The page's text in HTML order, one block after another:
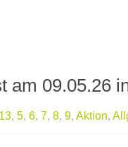
am 09.05.26
13, 5, 6, 7, 8, 9, Aktion,